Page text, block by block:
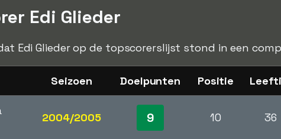
Edi Glieder
Edi Glieder op de topscorerslijst stond in een
Seizoen Doelpunten Positie
2004/2005 9 10 36